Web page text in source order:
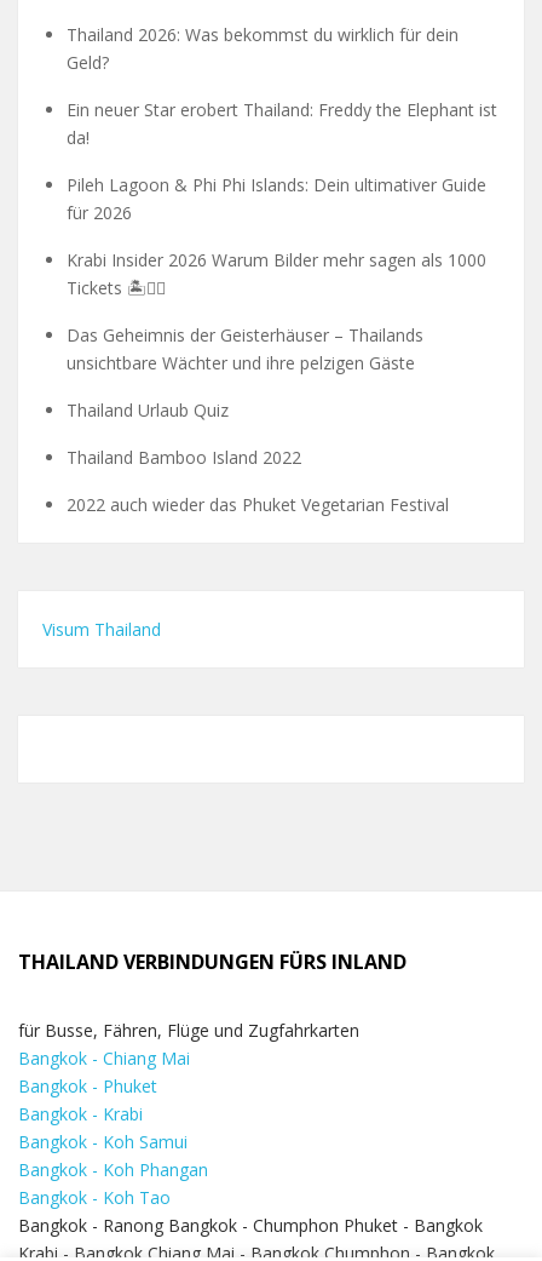
Thailand 2026: Was bekommst du wirklich für dein
Geld?
Ein neuer Star erobert Thailand: Freddy the Elephant ist
da!
Pileh Lagoon & Phi Phi Islands: Dein ultimativer Guide
für 2026
Krabi Insider 2026 Warum Bilder mehr sagen als 1000
Tickets 🏝️🧗‍♂️
Das Geheimnis der Geisterhäuser – Thailands
unsichtbare Wächter und ihre pelzigen Gäste
Thailand Urlaub Quiz
Thailand Bamboo Island 2022
2022 auch wieder das Phuket Vegetarian Festival
Visum Thailand
THAILAND VERBINDUNGEN FÜRS INLAND
für Busse, Fähren, Flüge und Zugfahrkarten
Bangkok - Chiang Mai
Bangkok - Phuket
Bangkok - Krabi
Bangkok - Koh Samui
Bangkok - Koh Phangan
Bangkok - Koh Tao
Bangkok - Ranong Bangkok - Chumphon Phuket - Bangkok
Krabi - Bangkok Chiang Mai - Bangkok Chumphon - Bangkok